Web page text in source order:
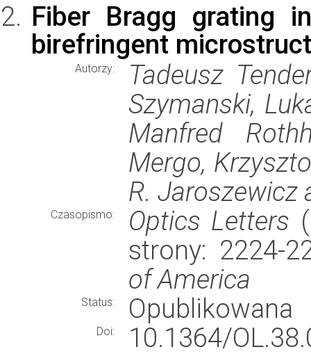
Fiber Bragg grating
birefringent
Autorzy:
Tadeusz
Szymanski,
Manfred
Mergo,
R. Jaroszewicz
Czasopismo: Optics Letters
strony: 2224-
of America
Status: Opublikowana
Doi: 10.1364/